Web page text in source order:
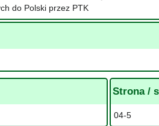
do Polski przez PTK
Strona /
04-5